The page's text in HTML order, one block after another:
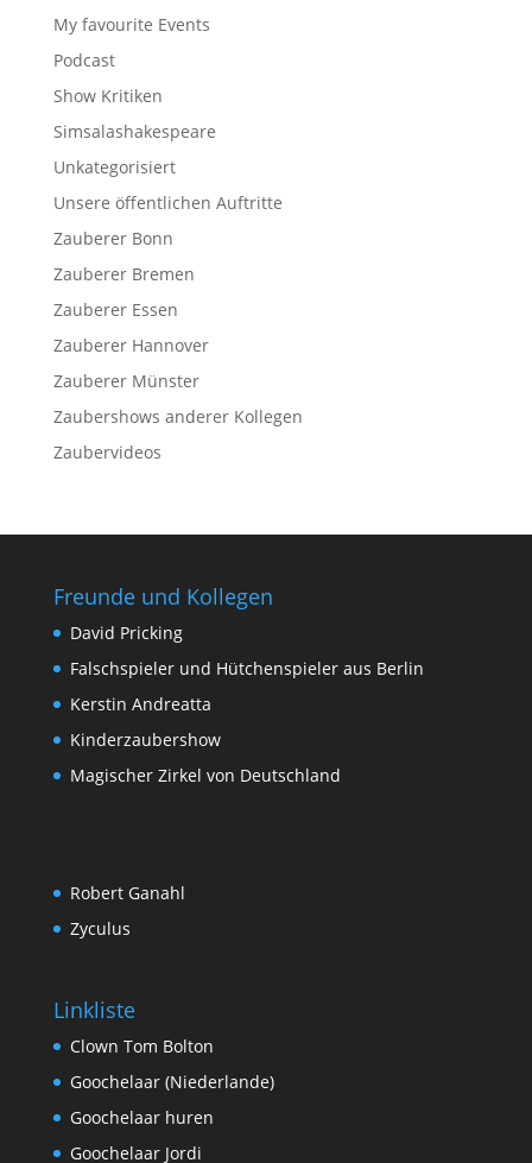
My favourite Events
Podcast
Show Kritiken
Simsalashakespeare
Unkategorisiert
Unsere öffentlichen Auftritte
Zauberer Bonn
Zauberer Bremen
Zauberer Essen
Zauberer Hannover
Zauberer Münster
Zaubershows anderer Kollegen
Zaubervideos
Freunde und Kollegen
David Pricking
Falschspieler und Hütchenspieler aus Berlin
Kerstin Andreatta
Kinderzaubershow
Magischer Zirkel von Deutschland
Robert Ganahl
Zyculus
Linkliste
Clown Tom Bolton
Goochelaar (Niederlande)
Goochelaar huren
Goochelaar Jordi